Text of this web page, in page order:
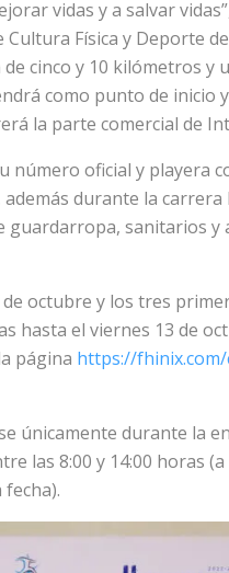
vidas y a salvar
Física y Deporte de
cinco y 10 kilómetros y
como punto de inicio
la parte comercial de
oficial y playera
durante la carrera
guardarropa, sanitarios y
octubre y los tres
hasta el viernes 13 de
página https://
únicamente durante la
las 8:00 y 14:00 horas